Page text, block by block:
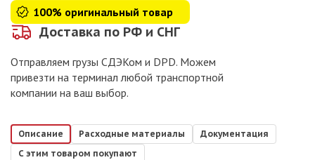
100% оригинальный товар
Доставка по РФ и СНГ
Отправляем грузы СДЭКом и DPD. Можем
привезти на терминал любой транспортной
компании на ваш выбор.
Описание Расходные материалы
Документация
С этим товаром покупают